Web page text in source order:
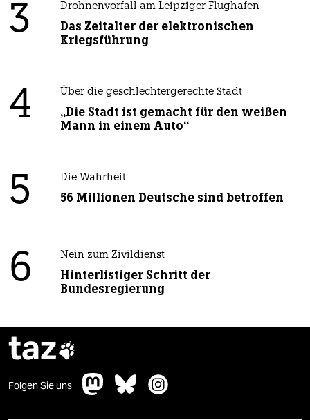
3 Drohnenvorfall am Leipziger Flughafen
Das Zeitalter der elektronischen
Kriegsführung
4 Über die geschlechtergerechte Stadt
„Die Stadt ist gemacht für den weißen
Mann in einem Auto“
5 Die Wahrheit
56 Millionen Deutsche sind betroffen
6 Nein zum Zivildienst
Hinterlistiger Schritt der
Bundesregierung
taz
Folgen Sie uns